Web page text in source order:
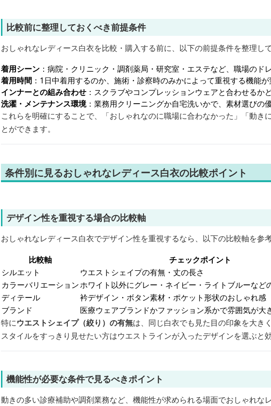
比較前に整理しておくべき前提条件
おしゃれなレディース白衣を比較・購入する前に、以下の前提条件を整理し
着用シーン ：病院・クリニック・調剤薬局・研究室・エステなど、職場のド
着用時間 ：1日中着用するのか、施術・診察時のみかによって重視する機能が
インナーとの組み合わせ ：スクラブやコンプレッションウェアと合わせるか
洗濯・メンテナンス環境：業務用クリーニングか自宅洗いかで、素材選びの
これらを明確にすることで、「おしゃれなのに職場に合わなかった」「動き
とができます。
条件別に見るおしゃれなレディース白衣の比較ポイント
デザイン性を重視する場合の比較軸
おしゃれなレディース白衣でデザイン性を重視するなら、以下の比較軸を参
比較軸
チェックポイント
シルエット
ウエストシェイプの有無・丈の長さ
カラーバリエーションホワイト以外にグレー・ネイビー・ライトブルーなど
ディテール
衿デザイン・ボタン素材・ポケット形状のおしゃれ感
ブランド
医療ウェアブランドかファッション系かで雰囲気が大
特にウエストシェイプ（絞り）の有無は、同じ白衣でも見た目の印象を大きく
スタイルをすっきり見せたい方はウエストラインが入ったデザインを選ぶと効
機能性が必要な条件で見るべきポイント
動きの多い診療補助や調剤業務など、機能性が求められる場面でおしゃれな